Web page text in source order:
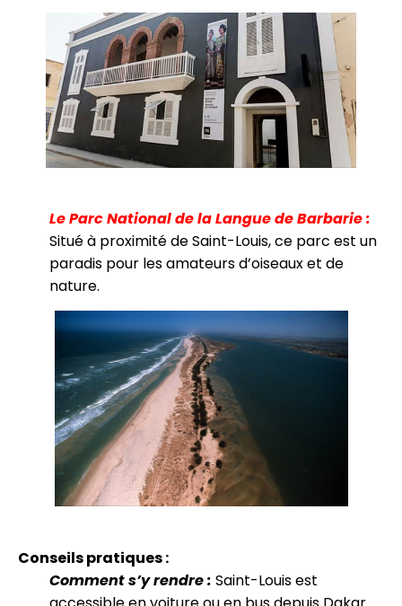
Le Parc National de la Langue de Barbarie :
Situé à proximité de Saint-Louis, ce parc est un
paradis pour les amateurs d’oiseaux et de
nature.
Conseils pratiques :
Comment s’y rendre : Saint-Louis est